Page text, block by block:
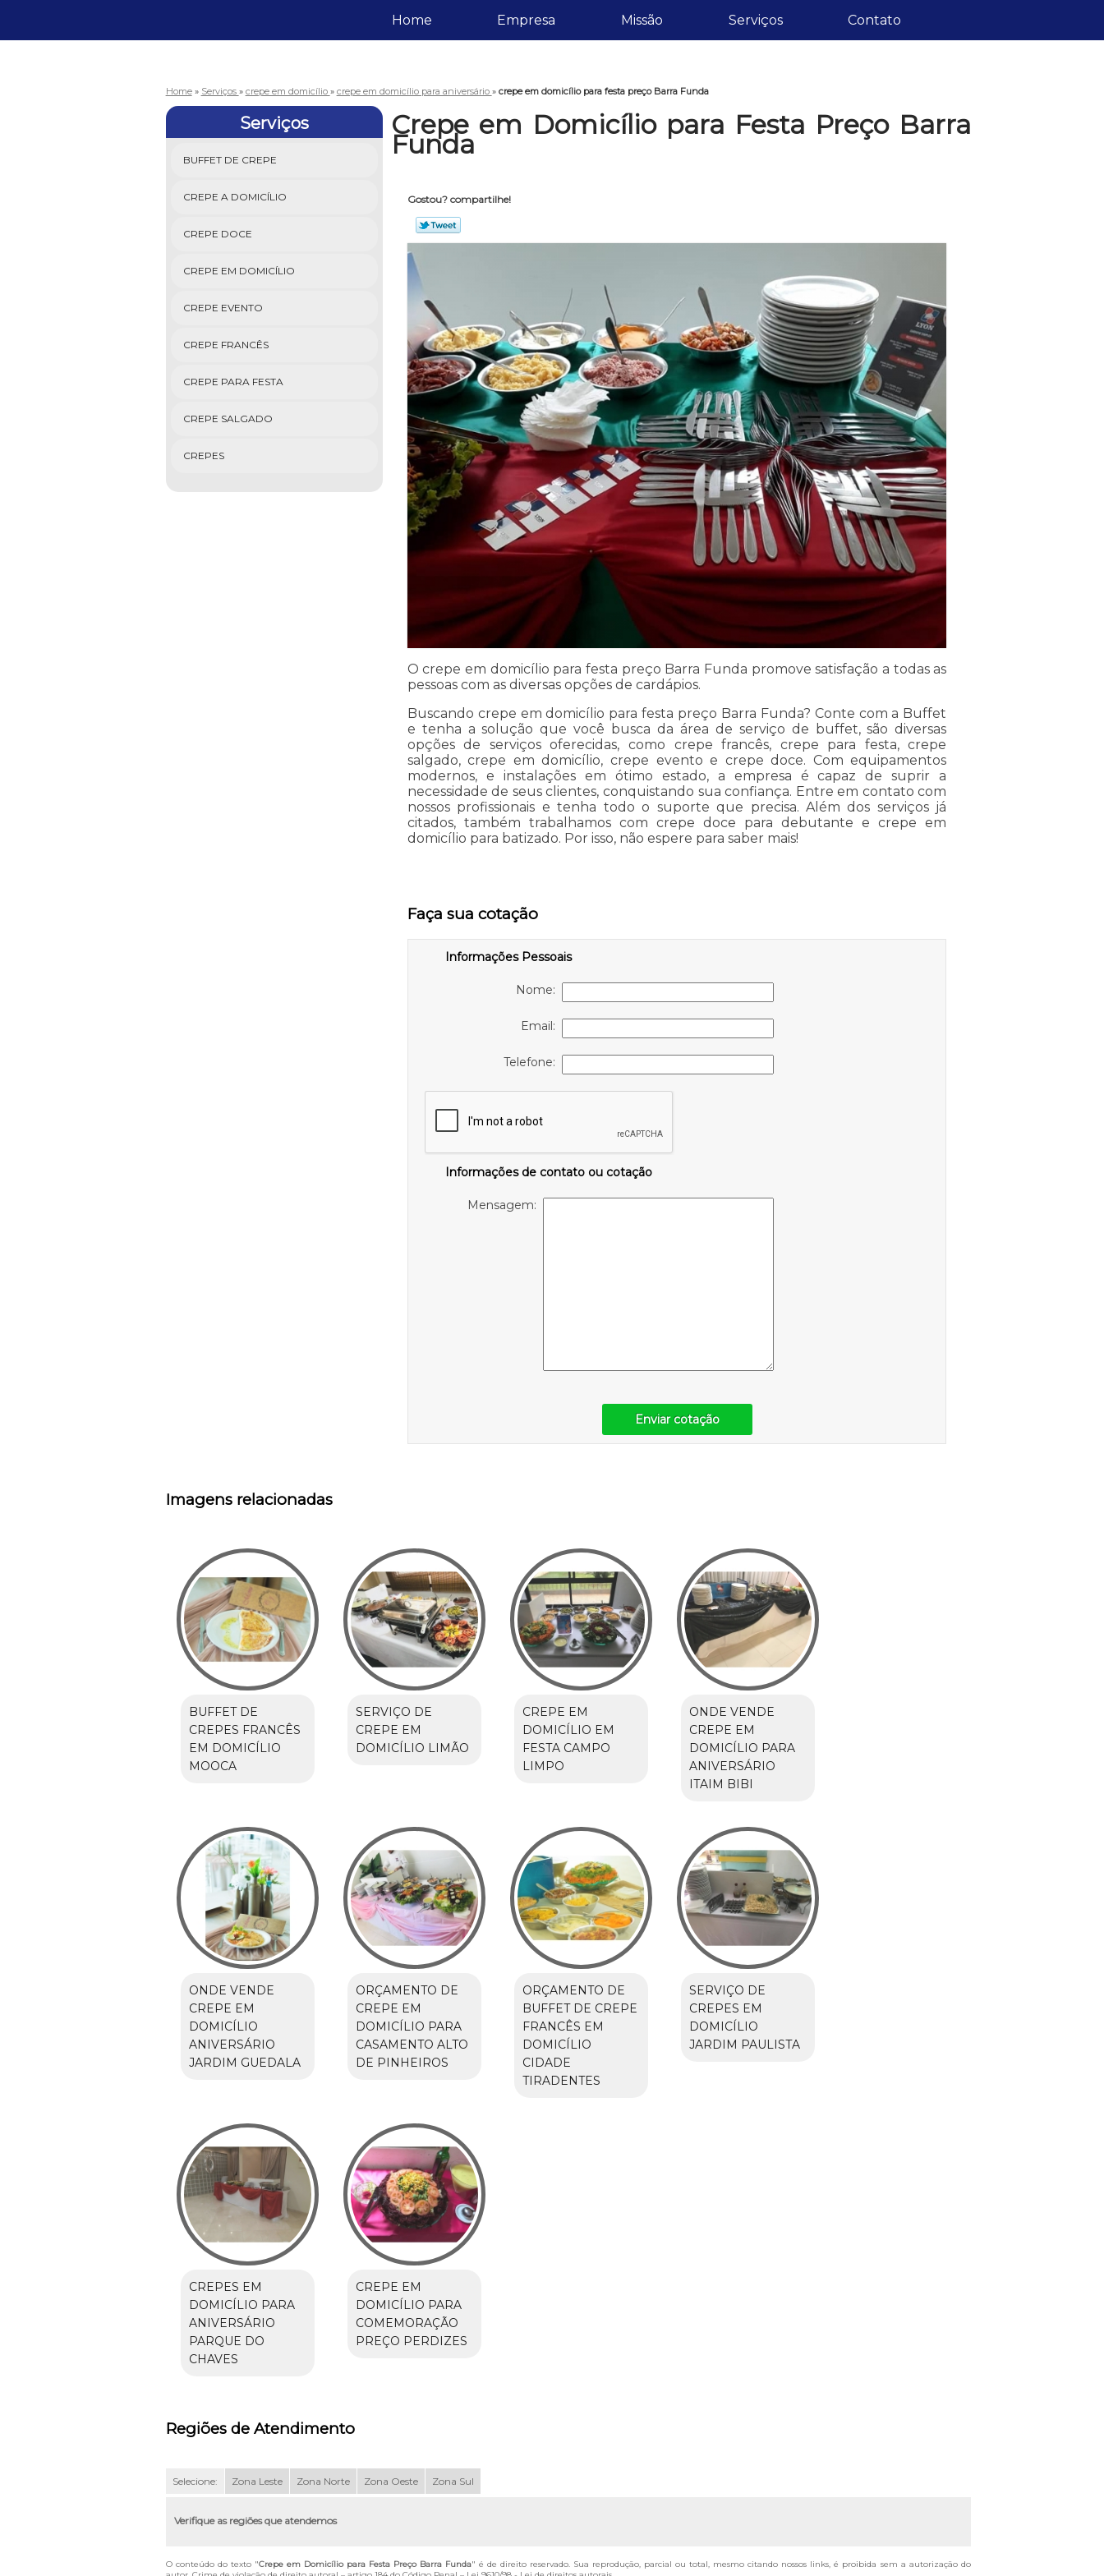
Home Empresa Missão Serviços Contato
Home » Serviços » crepe em domicílio » crepe em domicílio para aniversário » crepe em domicílio para festa preço Barra Funda
Serviços
BUFFET DE CREPE
CREPE A DOMICÍLIO
CREPE DOCE
CREPE EM DOMICÍLIO
CREPE EVENTO
CREPE FRANCÊS
CREPE PARA FESTA
CREPE SALGADO
CREPES
Crepe em Domicílio para Festa Preço Barra
Funda
Gostou? compartilhe!
O crepe em domicílio para festa preço Barra Funda promove satisfação a todas as
pessoas com as diversas opções de cardápios.
Buscando crepe em domicílio para festa preço Barra Funda? Conte com a Buffet
e tenha a solução que você busca da área de serviço de buffet, são diversas
opções de serviços oferecidas, como crepe francês, crepe para festa, crepe
salgado, crepe em domicílio, crepe evento e crepe doce. Com equipamentos
modernos, e instalações em ótimo estado, a empresa é capaz de suprir a
necessidade de seus clientes, conquistando sua confiança. Entre em contato com
nossos profissionais e tenha todo o suporte que precisa. Além dos serviços já
citados, também trabalhamos com crepe doce para debutante e crepe em
domicílio para batizado. Por isso, não espere para saber mais!
Faça sua cotação
Informações Pessoais
Nome:
Email:
Telefone:
Informações de contato ou cotação
Mensagem:
Enviar cotação
Imagens relacionadas
BUFFET DE
CREPES FRANCÊS
EM DOMICÍLIO
MOOCA
SERVIÇO DE
CREPE EM
DOMICÍLIO LIMÃO
CREPE EM
DOMICÍLIO EM
FESTA CAMPO
LIMPO
ONDE VENDE
CREPE EM
DOMICÍLIO PARA
ANIVERSÁRIO
ITAIM BIBI
ONDE VENDE
CREPE EM
DOMICÍLIO
ANIVERSÁRIO
JARDIM GUEDALA
ORÇAMENTO DE
CREPE EM
DOMICÍLIO PARA
CASAMENTO ALTO
DE PINHEIROS
ORÇAMENTO DE
BUFFET DE CREPE
FRANCÊS EM
DOMICÍLIO
CIDADE
TIRADENTES
SERVIÇO DE
CREPES EM
DOMICÍLIO
JARDIM PAULISTA
CREPES EM
DOMICÍLIO PARA
ANIVERSÁRIO
PARQUE DO
CHAVES
CREPE EM
DOMICÍLIO PARA
COMEMORAÇÃO
PREÇO PERDIZES
Regiões de Atendimento
Selecione: Zona Leste Zona Norte Zona Oeste Zona Sul
Verifique as regiões que atendemos
O conteúdo do texto "Crepe em Domicílio para Festa Preço Barra Funda" é de direito reservado. Sua reprodução, parcial ou total, mesmo citando nossos links, é proibida sem a autorização do